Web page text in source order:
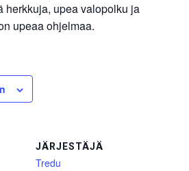
herkkuja, upea valopolku ja
upeaa ohjelmaa.
JÄRJESTÄJÄ
Tredu